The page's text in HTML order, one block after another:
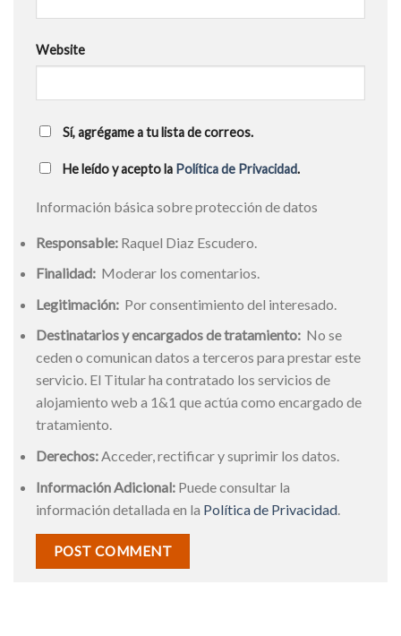
Website
Sí, agrégame a tu lista de correos.
He leído y acepto la Política de Privacidad.
Información básica sobre protección de datos
Responsable: Raquel Diaz Escudero.
Finalidad: Moderar los comentarios.
Legitimación: Por consentimiento del interesado.
Destinatarios y encargados de tratamiento: No se
ceden o comunican datos a terceros para prestar este
servicio. El Titular ha contratado los servicios de
alojamiento web a 1&1 que actúa como encargado de
tratamiento.
Derechos:Acceder, rectificar y suprimir los datos.
Información Adicional: Puede consultar la
información detallada en la Política de Privacidad